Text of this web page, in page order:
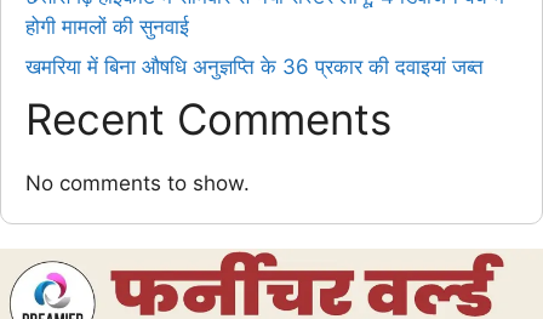
होगी मामलों की सुनवाई
खमरिया में बिना औषधि अनुज्ञप्ति के 36 प्रकार की दवाइयां जब्त
Recent Comments
No comments to show.